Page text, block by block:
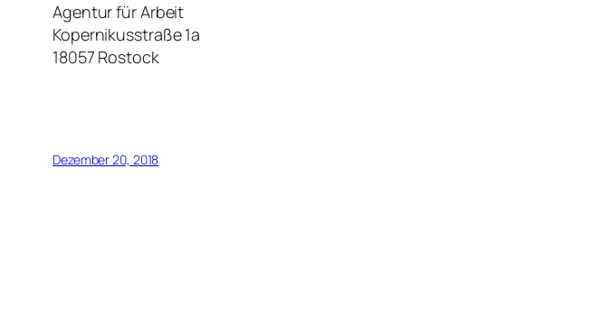
Agentur für Arbeit
Kopernikusstraße 1a
18057 Rostock
Dezember 20, 2018